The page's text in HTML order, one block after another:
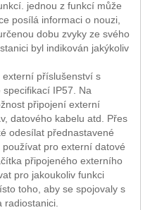
jednou z funkcí může
posílá informaci o nouzi,
dobu zvyky ze svého
byl indikován jakýkoliv
externí příslušenství s
IP57. Na
připojení externí
datového kabelu atd. Přes
odesílat přednastavené
pro externí datové
připojeného externího
pro jakoukoliv funkci
toho, aby se spojovaly s